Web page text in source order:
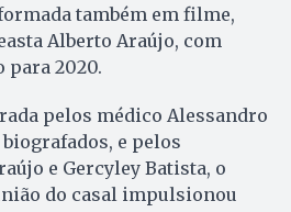
também em filme,
Alberto Araújo, com
2020.
pelos médico Alessandro
e pelos
e Gercyley Batista, o
do casal impulsionou